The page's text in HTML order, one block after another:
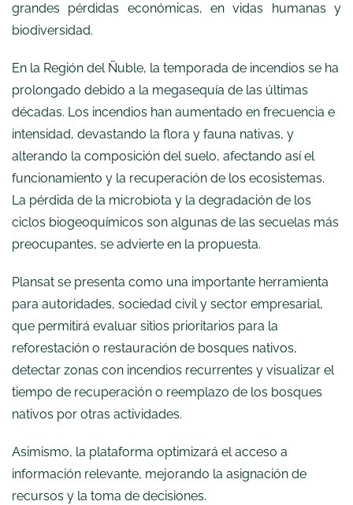
grandes pérdidas económicas, en vidas humanas y
biodiversidad.
En la Región del Ñuble, la temporada de incendios se ha
prolongado debido a la megasequía de las últimas
décadas. Los incendios han aumentado en frecuencia e
intensidad, devastando la flora y fauna nativas, y
alterando la composición del suelo, afectando así el
funcionamiento y la recuperación de los ecosistemas.
La pérdida de la microbiota y la degradación de los
ciclos biogeoquímicos son algunas de las secuelas más
preocupantes, se advierte en la propuesta.
Plansat se presenta como una importante herramienta
para autoridades, sociedad civil y sector empresarial,
que permitirá evaluar sitios prioritarios para la
reforestación o restauración de bosques nativos,
detectar zonas con incendios recurrentes y visualizar el
tiempo de recuperación o reemplazo de los bosques
nativos por otras actividades.
Asimismo, la plataforma optimizará el acceso a
información relevante, mejorando la asignación de
recursos y la toma de decisiones.